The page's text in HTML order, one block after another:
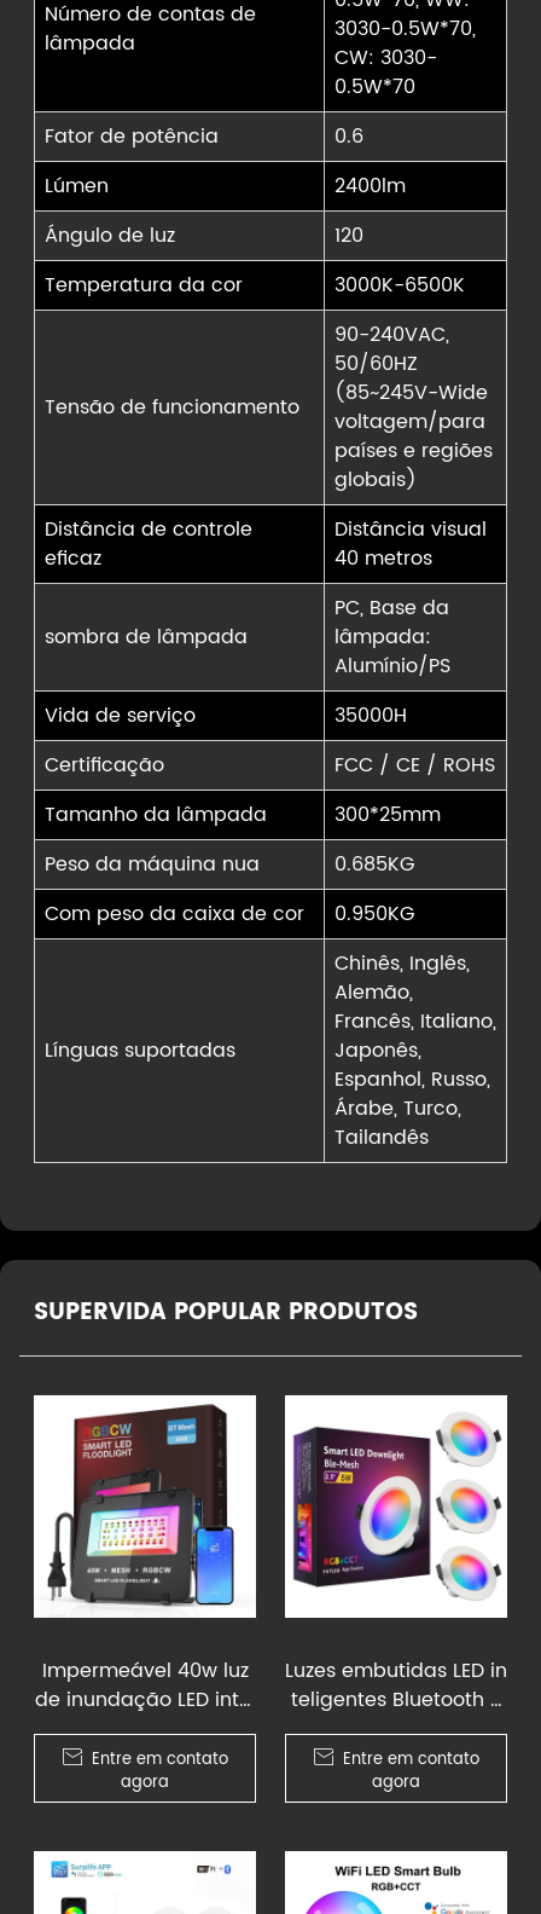
Número de contas de
lâmpada
3030-0.5W*70,
CW: 3030-
0.5W*70
Fator de potência
0.6
Lúmen
2400lm
Ángulo de luz
120
Temperatura da cor
3000K-6500K
Tensão de funcionamento
90-240VAC,
50/60HZ
(85~245V-Wide
voltagem/para
países e regiões
globais)
Distância de controle
eficaz
Distância visual
40 metros
sombra de lâmpada
PC, Base da
lâmpada:
Alumínio/PS
Vida de serviço
35000H
Certificação
FCC / CE / ROHS
Tamanho da lâmpada
300*25mm
Peso da máquina nua
0.685KG
Com peso da caixa de cor
0.950KG
Línguas suportadas
Chinês, Inglês,
Alemão,
Francês, Italiano,
Japonês,
Espanhol, Russo,
Árabe, Turco,
Tailandês
SUPERVIDA POPULAR PRODUTOS
Impermeável 40w luz
de inundação LED intel
igente
 Entre em contato
agora
Luzes embutidas LED in
teligentes Bluetooth 5
w
 Entre em contato
agora